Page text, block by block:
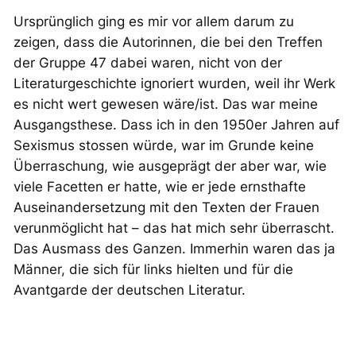
Ursprünglich ging es mir vor allem darum zu
zeigen, dass die Autorinnen, die bei den Treffen
der Gruppe 47 dabei waren, nicht von der
Literaturgeschichte ignoriert wurden, weil ihr Werk
es nicht wert gewesen wäre/ist. Das war meine
Ausgangsthese. Dass ich in den 1950er Jahren auf
Sexismus stossen würde, war im Grunde keine
Überraschung, wie ausgeprägt der aber war, wie
viele Facetten er hatte, wie er jede ernsthafte
Auseinandersetzung mit den Texten der Frauen
verunmöglicht hat – das hat mich sehr überrascht.
Das Ausmass des Ganzen. Immerhin waren das ja
Männer, die sich für links hielten und für die
Avantgarde der deutschen Literatur.